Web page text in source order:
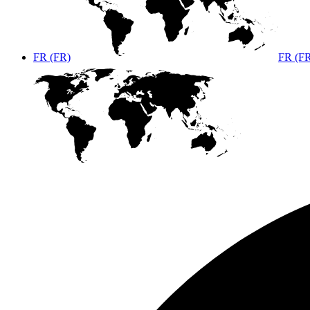
FR (FR) FR